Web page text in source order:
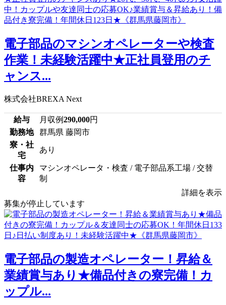
電子部品のマシンオペレーターや検査
作業！未経験活躍中★正社員登用のチ
ャンス...
株式会社BREXA Next
給与 月収例290,000円
勤務地
群馬県 藤岡市
寮・社
宅
あり
仕事内
容
マシンオペレータ・検査 / 電子部品系工場 / 交替
制
詳細を表示
募集が停止しています
電子部品の製造オペレーター！昇給＆
業績賞与あり★備品付きの寮完備！カ
ップル...